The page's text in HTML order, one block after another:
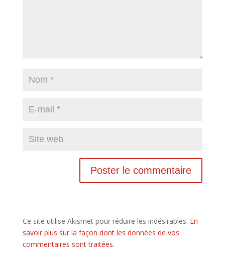
Ce site utilise Akismet pour réduire les indésirables. En
savoir plus sur la façon dont les données de vos
commentaires sont traitées.